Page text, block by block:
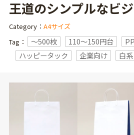
王道のシンプルなビ
Category： A4サイズ
Tag：
〜500枚 110～150円台
ハッピータック
企業向け 白系